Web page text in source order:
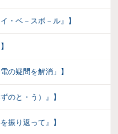
・ベ－スボ－ル』】
の疑問を解消」】
のと・う）』】
振り返って』】